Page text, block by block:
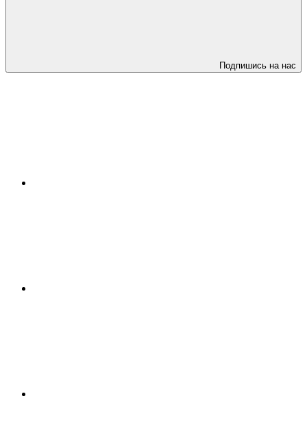
Подпишись на нас